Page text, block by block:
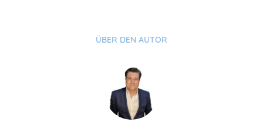
ÜBER DEN AUTOR